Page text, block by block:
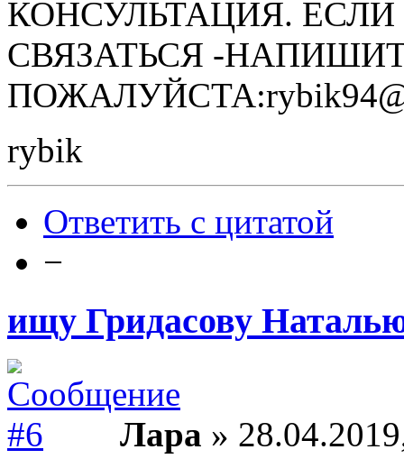
КОНСУЛЬТАЦИЯ.
СВЯЗАТЬСЯ -
rybik
Ответить с цитатой
−
ищу Гридасову
Лара »